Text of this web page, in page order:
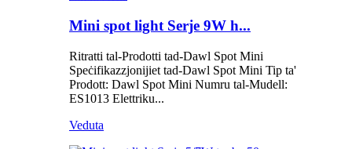
Mini spot light Serje 9W h...
Ritratti tal-Prodotti tad-Dawl Spot Mini
Speċifikazzjonijiet tad-Dawl Spot Mini Tip ta'
Prodott: Dawl Spot Mini Numru tal-Mudell:
ES1013 Elettriku...
Veduta